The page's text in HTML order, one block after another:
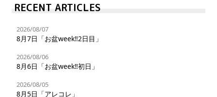
RECENT ARTICLES
2026/08/07
8月7日「お盆week‼︎2日目」
2026/08/06
8月6日「お盆week‼︎初日」
2026/08/05
8月5日「アレコレ」